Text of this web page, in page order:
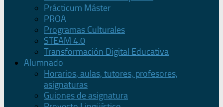
Prácticum Máster
PROA
Programas Culturales
STEAM 4.0
Transformación Digital Educativa
Alumnado
Horarios, aulas, tutores, profesores,
asignaturas
Guiones de asignatura